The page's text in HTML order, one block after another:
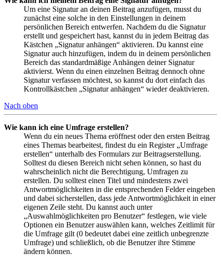
Um eine Signatur an deinen Beitrag anzufügen, musst du
zunächst eine solche in den Einstellungen in deinem
persönlichen Bereich entwerfen. Nachdem du die Signatur
erstellt und gespeichert hast, kannst du in jedem Beitrag das
Kästchen „Signatur anhängen“ aktivieren. Du kannst eine
Signatur auch hinzufügen, indem du in deinem persönlichen
Bereich das standardmäßige Anhängen deiner Signatur
aktivierst. Wenn du einen einzelnen Beitrag dennoch ohne
Signatur verfassen möchtest, so kannst du dort einfach das
Kontrollkästchen „Signatur anhängen“ wieder deaktivieren.
Nach oben
Wie kann ich eine Umfrage erstellen?
Wenn du ein neues Thema eröffnest oder den ersten Beitrag
eines Themas bearbeitest, findest du ein Register „Umfrage
erstellen“ unterhalb des Formulars zur Beitragserstellung.
Solltest du diesen Bereich nicht sehen können, so hast du
wahrscheinlich nicht die Berechtigung, Umfragen zu
erstellen. Du solltest einen Titel und mindestens zwei
Antwortmöglichkeiten in die entsprechenden Felder eingeben
und dabei sicherstellen, dass jede Antwortmöglichkeit in einer
eigenen Zeile steht. Du kannst auch unter
„Auswahlmöglichkeiten pro Benutzer“ festlegen, wie viele
Optionen ein Benutzer auswählen kann, welches Zeitlimit für
die Umfrage gilt (0 bedeutet dabei eine zeitlich unbegrenzte
Umfrage) und schließlich, ob die Benutzer ihre Stimme
ändern können.